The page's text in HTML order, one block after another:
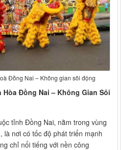
Đồng Nai – Không gian sôi động
Đồng Nai – Không Gian Sôi
tỉnh Đồng Nai, nằm trong vùng
là nơi có tốc độ phát triển mạnh
chỉ nổi tiếng với nền công